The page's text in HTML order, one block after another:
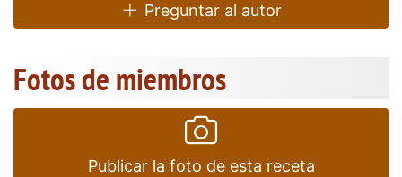
Preguntar al autor
Fotos de miembros
Publicar la foto de esta receta